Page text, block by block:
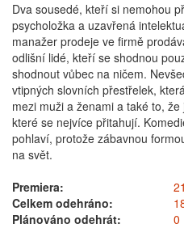
Dva sousedé, kteří si nemohou
psycholožka a uzavřená
manažer prodeje ve firmě
odlišní lidé, kteří se shodnou
shodnout vůbec na ničem.
vtipných slovních přestřelek,
mezi muži a ženami a také to,
které se nejvíce přitahují.
pohlaví, protože zábavnou
na svět.
Premiera:
Celkem odehráno:
Plánováno odehrát:
0